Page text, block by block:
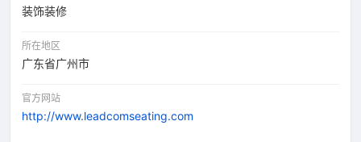
装饰装修
所在地区
广东省广州市
官方网站
http://www.leadcomseating.com